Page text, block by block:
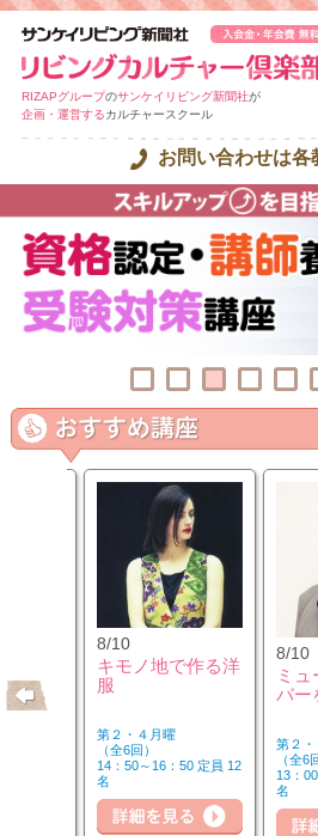
RIZAPグループのサンケイリビング新聞社が
企画・運営するカルチャースクール
お問い合わせは各
＆リ
8/10
キモノ地で作る洋
服
第２・４月曜
（全6回）
14：50～16：50 定員 12
名
8/10
ミ
バー
第２
（全6
13：
名
詳細を見る